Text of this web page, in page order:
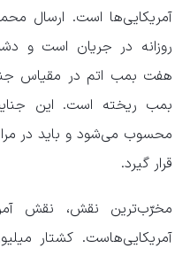
آمریکایی‌ها است. ارسال
روزانه در جریان است و
هفت بمب اتم در مقیاس
بمب ریخته است. این
محسوب می‌شود و باید در
قرار گیرد.
مخرّب‌ترین نقش، نقش
آمریکایی‌هاست. کشتار